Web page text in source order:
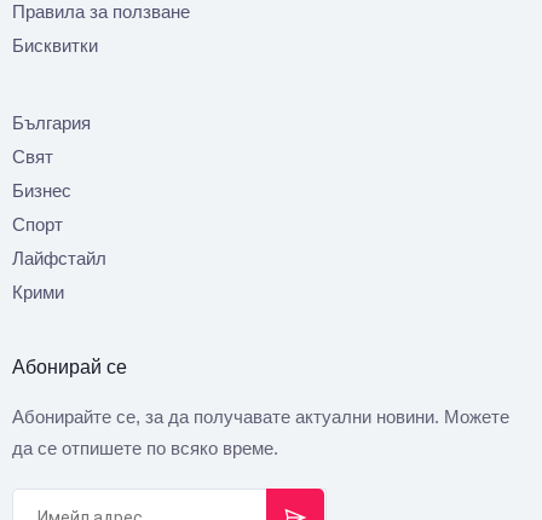
Правила за ползване
Бисквитки
България
Свят
Бизнес
Спорт
Лайфстайл
Крими
Абонирай се
Абонирайте се, за да получавате актуални новини. Можете
да се отпишете по всяко време.